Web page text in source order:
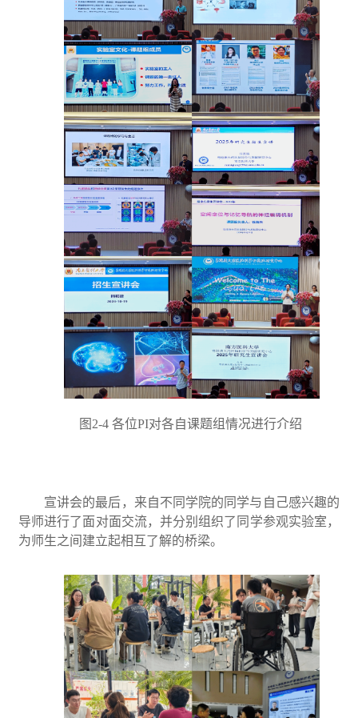
图2-4 各位PI对各自课题组情况进行介绍
宣讲会的最后，来自不同学院的同学与自己感兴趣的
导师进行了面对面交流，并分别组织了同学参观实验室，
为师生之间建立起相互了解的桥梁。